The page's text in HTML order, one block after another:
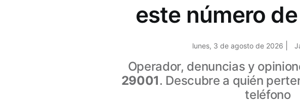
este número
lunes, 3 de agosto de 2026
Operador, denuncias y
29001. Descubre a quién
teléfono